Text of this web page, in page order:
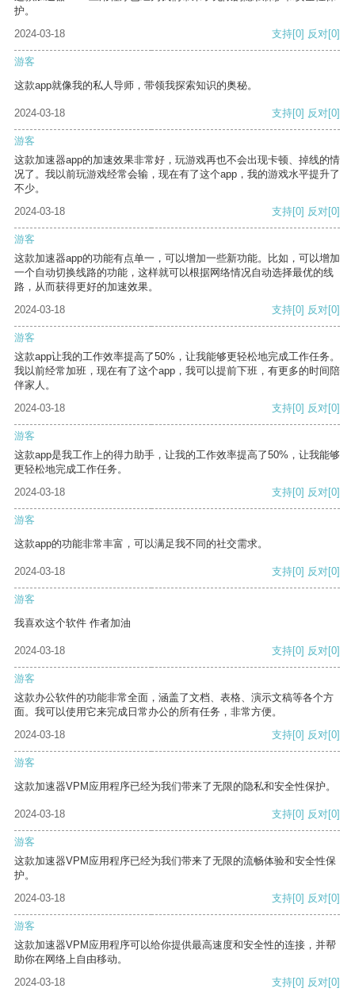
护。
2024-03-18
支持[0] 反对[0]
游客
这款app就像我的私人导师，带领我探索知识的奥秘。
2024-03-18 支持[0] 反对[0]
游客
这款加速器app的加速效果非常好，玩游戏再也不会出现卡顿、掉线的情
况了。我以前玩游戏经常会输，现在有了这个app，我的游戏水平提升了
不少。
2024-03-18
支持[0] 反对[0]
游客
这款加速器app的功能有点单一，可以增加一些新功能。比如，可以增加
一个自动切换线路的功能，这样就可以根据网络情况自动选择最优的线
路，从而获得更好的加速效果。
2024-03-18
支持[0] 反对[0]
游客
这款app让我的工作效率提高了50%，让我能够更轻松地完成工作任务。
我以前经常加班，现在有了这个app，我可以提前下班，有更多的时间陪
伴家人。
2024-03-18
支持[0] 反对[0]
游客
这款app是我工作上的得力助手，让我的工作效率提高了50%，让我能够
更轻松地完成工作任务。
2024-03-18
支持[0] 反对[0]
游客
这款app的功能非常丰富，可以满足我不同的社交需求。
2024-03-18 支持[0] 反对[0]
游客
我喜欢这个软件 作者加油
2024-03-18 支持[0] 反对[0]
游客
这款办公软件的功能非常全面，涵盖了文档、表格、演示文稿等各个方
面。我可以使用它来完成日常办公的所有任务，非常方便。
2024-03-18
支持[0] 反对[0]
游客
这款加速器VPM应用程序已经为我们带来了无限的隐私和安全性保护。
2024-03-18 支持[0] 反对[0]
游客
这款加速器VPM应用程序已经为我们带来了无限的流畅体验和安全性保
护。
2024-03-18
支持[0] 反对[0]
游客
这款加速器VPM应用程序可以给你提供最高速度和安全性的连接，并帮
助你在网络上自由移动。
2024-03-18
支持[0] 反对[0]